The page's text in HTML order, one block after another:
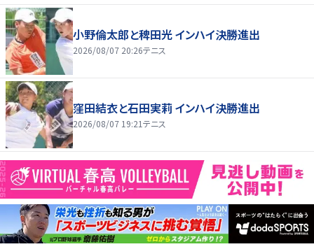
小野倫太郎と稗田光 インハイ決勝進出
2026/08/07 20:26テニス
窪田結衣と石田実莉 インハイ決勝進出
2026/08/07 19:21テニス